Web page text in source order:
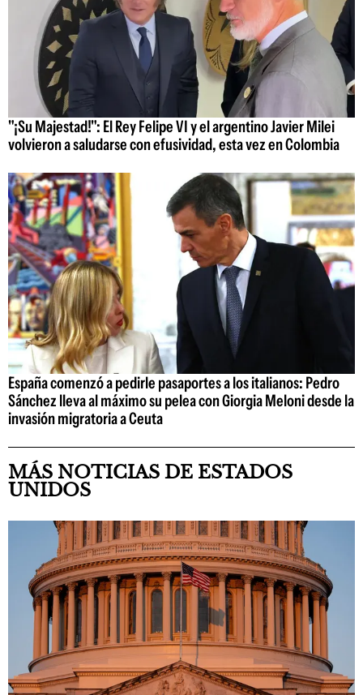
"¡Su Majestad!": El Rey Felipe VI y el argentino Javier Milei
volvieron a saludarse con efusividad, esta vez en Colombia
España comenzó a pedirle pasaportes a los italianos: Pedro
Sánchez lleva al máximo su pelea con Giorgia Meloni desde la
invasión migratoria a Ceuta
MÁS NOTICIAS DE ESTADOS
UNIDOS